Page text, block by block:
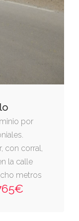
por
con corral,
la calle
metros
de los